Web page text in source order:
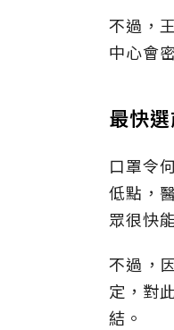
不過，
中心會
最快
口罩令
低點，
眾很快
不過，
定，對
結。